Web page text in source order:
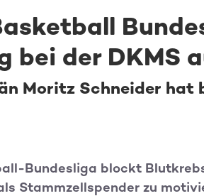
bei der DKMS
Moritz Schneider hat
Bundesliga blockt
Stammzellspender zu